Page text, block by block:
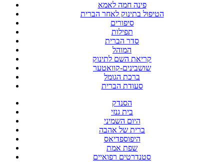
פינה חמה לאמא
הטיפול בתינוק לאחר הברית
סיפורים
תפילות
סדר הברית
המוהל
קריאת השם לתינוק
שושבינים-קוואטער
ברכת הגומל
סעודת הברית
הסנדק
בית גנזי
היום השמיני
ברית של אהבה
היפוספדיאס
שפת אמת
סטנדרטים רפואיים